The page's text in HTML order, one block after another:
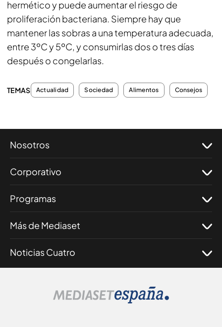
hermético y puede aumentar el riesgo de
proliferación bacteriana. Siempre hay que
mantener las sobras a una temperatura adecuada,
entre 3ºC y 5ºC, y consumirlas dos o tres días
después o congelarlas.
TEMAS Actualidad Sociedad Alimentos Consejos
Nosotros
Corporativo
Programas
Más de Mediaset
Noticias Cuatro